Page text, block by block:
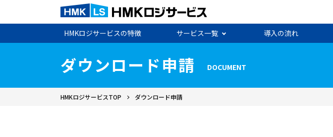
HMKロジサービスの特徴 サービス一覧 導入の流れ
ダウンロード申請 DOCUMENT
HMKロジサービスTOP ダウンロード申請